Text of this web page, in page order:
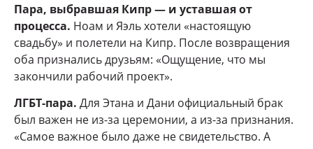
Пара, выбравшая Кипр — и уставшая от
процесса. Ноам и Яэль хотели «настоящую
свадьбу» и полетели на Кипр. После возвращения
оба признались друзьям: «Ощущение, что мы
закончили рабочий проект».
ЛГБТ-пара. Для Этана и Дани официальный брак
был важен не из-за церемонии, а из-за признания.
«Самое важное было даже не свидетельство. А